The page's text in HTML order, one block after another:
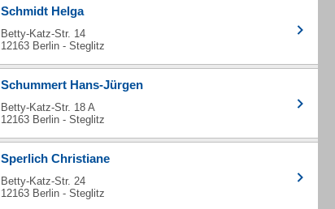
Schmidt Helga
Betty-Katz-Str. 14
12163 Berlin - Steglitz
Schummert Hans-Jürgen
Betty-Katz-Str. 18 A
12163 Berlin - Steglitz
Sperlich Christiane
Betty-Katz-Str. 24
12163 Berlin - Steglitz